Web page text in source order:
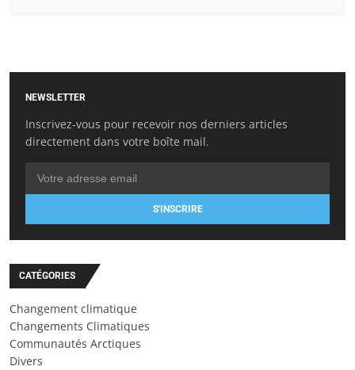
NEWSLETTER
Inscrivez-vous pour recevoir nos derniers articles
directement dans votre boîte mail.
S'INSCRIRE
CATÉGORIES
Changement climatique
Changements Climatiques
Communautés Arctiques
Divers